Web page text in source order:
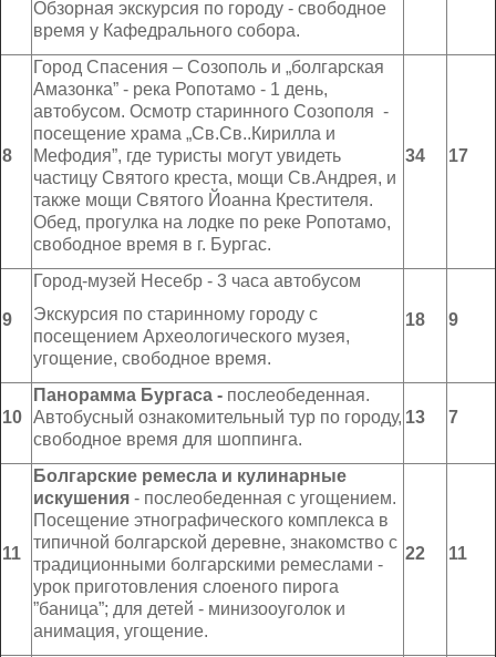
Обзорная экскурсия по городу - свободное
время у Кафедрального собора.
8
Город Спасения – Созополь и „болгарская
Амазонка” - река Ропотамо - 1 день,
автобусом. Осмотр старинного Созополя -
посещение храма „Св.Св..Кирилла и
Мефодия”, где туристы могут увидеть
частицу Святого креста, мощи Св.Андрея, и
также мощи Святого Йоанна Крестителя.
Обед, прогулка на лодке по реке Ропотамо,
свободное время в г. Бургас.
34 17
9
Город-музей Несебр - 3 часа автобусом
Экскурсия по старинному городу с
посещением Археологического музея,
угощение, свободное время.
18 9
10
Панорамма Бургаса - послеобеденная.
Автобусный ознакомительный тур по городу,
свободное время для шоппинга.
13 7
11
Болгарские ремесла и кулинарные
искушения - послеобеденная с угощением.
Посещение этнографического комплекса в
типичной болгарской деревне, знакомство с
традиционными болгарскими ремеслами -
урок приготовления слоеного пирога
”баница”; для детей - минизооуголок и
анимация, угощение.
22 11